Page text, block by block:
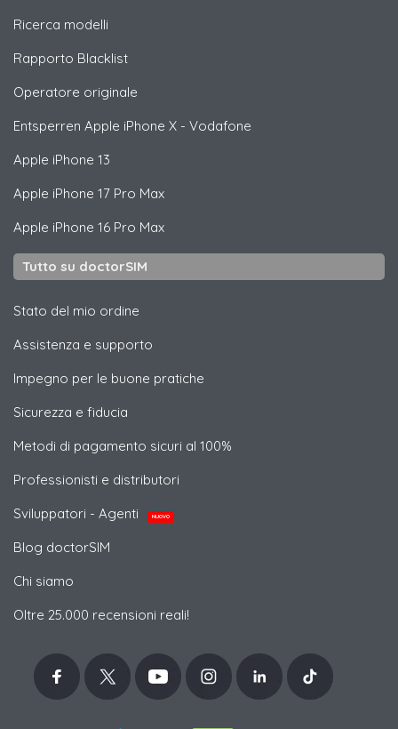
Ricerca modelli
Rapporto Blacklist
Operatore originale
Entsperren Apple iPhone X - Vodafone
Apple iPhone 13
Apple iPhone 17 Pro Max
Apple iPhone 16 Pro Max
Tutto su doctorSIM
Stato del mio ordine
Assistenza e supporto
Impegno per le buone pratiche
Sicurezza e fiducia
Metodi di pagamento sicuri al 100%
Professionisti e distributori
Sviluppatori - Agenti
NUOVO
Blog doctorSIM
Chi siamo
Oltre 25.000 recensioni reali!